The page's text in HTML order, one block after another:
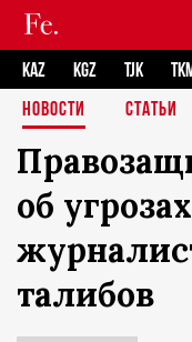
KAZ KGZ TJK
НОВОСТИ
СТАТЬИ
об
талибов